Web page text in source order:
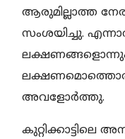
ആരുമില്ലാത്ത
സംശയിച്ചു.
ലക്ഷണങ്ങളൊന്നും
അവളോർത്തു.
കുറ്റിക്കാട്ടിലെ